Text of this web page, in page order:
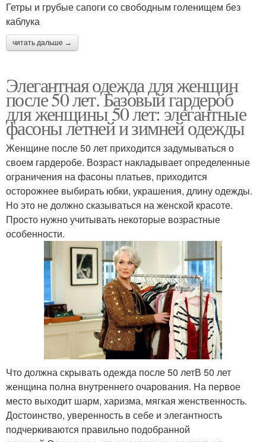
Гетры и грубые сапоги со свободным голенищем без
каблука
читать дальше →
Элегантная одежда для женщин
после 50 лет. Базовый гардероб
для женщины 50 лет: элегантные
фасоны летней и зимней одежды
Женщине после 50 лет приходится задумываться о
своем гардеробе. Возраст накладывает определенные
ограничения на фасоны платьев, приходится
осторожнее выбирать юбки, украшения, длину одежды.
Но это не должно сказываться на женской красоте.
Просто нужно учитывать некоторые возрастные
особенности.
Что должна скрывать одежда после 50 летВ 50 лет
женщина полна внутреннего очарования. На первое
место выходит шарм, харизма, мягкая женственность.
Достоинство, уверенность в себе и элегантность
подчеркиваются правильно подобранной